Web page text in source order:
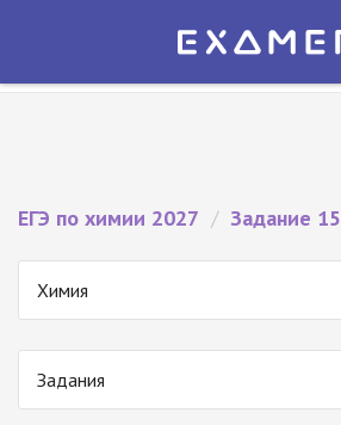
Экзамер — ЕГЭ 2027
ЕГЭ по химии 2027 / Задание 15
Химия
Задания